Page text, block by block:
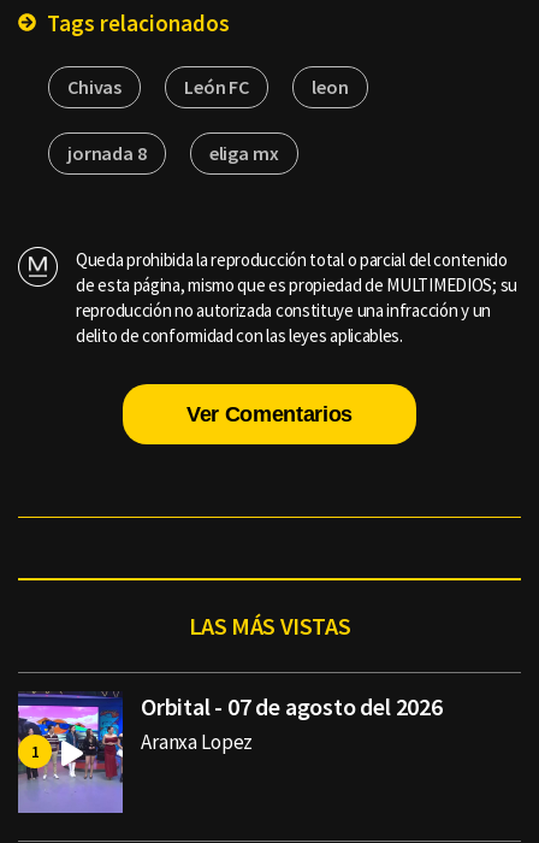
Tags relacionados
Chivas León FC leon
jornada 8 eliga mx
Queda prohibida la reproducción total o parcial del contenido
de esta página, mismo que es propiedad de MULTIMEDIOS; su
reproducción no autorizada constituye una infracción y un
delito de conformidad con las leyes aplicables.
Ver Comentarios
LAS MÁS VISTAS
Orbital - 07 de agosto del 2026
Aranxa Lopez